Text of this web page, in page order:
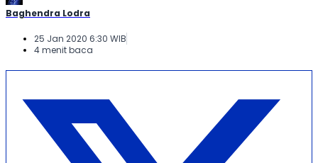
Baghendra Lodra
25 Jan 2020 6:30 WIB
4 menit baca